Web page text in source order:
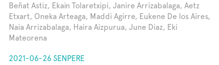
Beñat Astiz, Ekain Tolaretxipi, Janire Arrizabalaga, Aetz
Etxart, Oneka Arteaga, Maddi Agirre, Eukene De los Aires,
Naia Arrizabalaga, Haira Aizpurua, June Diaz, Eki
Mateorena
2021-06-26 SENPERE